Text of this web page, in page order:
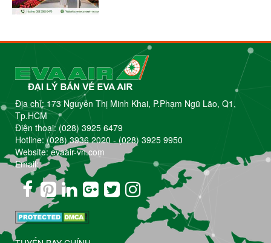
Địa chỉ: 173 Nguyễn Thị Minh Khai, P.Phạm Ngũ Lão, Q1,
Tp.HCM
Điện thoại: (028) 3925 6479
Hotline:(028) 3936 2020-(028) 3925 9950
Website: evaair-vn.com
Email: